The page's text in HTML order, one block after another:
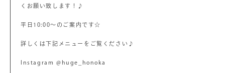
くお願い致します！♪
平日10:00〜のご案内です☆
詳しくは下記メニューをご覧ください♪
Instagram @huge_honoka